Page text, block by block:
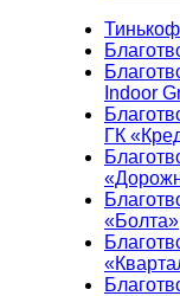
Indoor
ГК
«Болта»